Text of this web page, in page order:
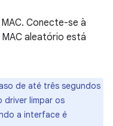
Conecte-se à
aleatório está
de até três segundos
driver limpar os
a interface é